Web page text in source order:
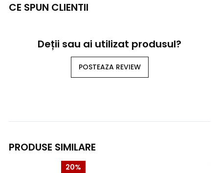
CE SPUN CLIENTII
Deții sau ai utilizat produsul?
POSTEAZA REVIEW
PRODUSE SIMILARE
20%